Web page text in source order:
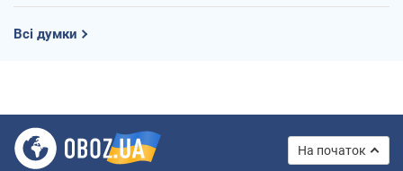
Всі думки
На початок